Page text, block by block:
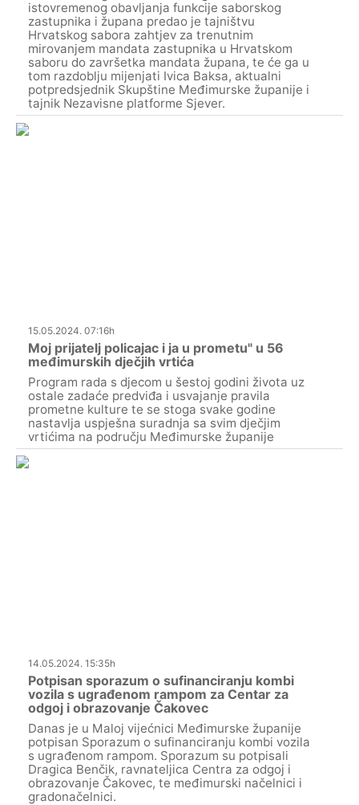
istovremenog obavljanja funkcije saborskog
zastupnika i župana predao je tajništvu
Hrvatskog sabora zahtjev za trenutnim
mirovanjem mandata zastupnika u Hrvatskom
saboru do završetka mandata župana, te će ga u
tom razdoblju mijenjati Ivica Baksa, aktualni
potpredsjednik Skupštine Međimurske županije i
tajnik Nezavisne platforme Sjever.
15.05.2024. 07:16h
Moj prijatelj policajac i ja u prometu" u 56
međimurskih dječjih vrtića
Program rada s djecom u šestoj godini života uz
ostale zadaće predviđa i usvajanje pravila
prometne kulture te se stoga svake godine
nastavlja uspješna suradnja sa svim dječjim
vrtićima na području Međimurske županije
14.05.2024. 15:35h
Potpisan sporazum o sufinanciranju kombi
vozila s ugrađenom rampom za Centar za
odgoj i obrazovanje Čakovec
Danas je u Maloj vijećnici Međimurske županije
potpisan Sporazum o sufinanciranju kombi vozila
s ugrađenom rampom. Sporazum su potpisali
Dragica Benčik, ravnateljica Centra za odgoj i
obrazovanje Čakovec, te međimurski načelnici i
gradonačelnici.